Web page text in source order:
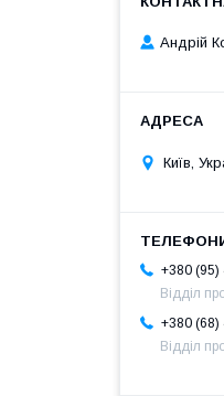
Андрій
Київ,
+380 (95)
Відділ
+380 (68)
Відділ